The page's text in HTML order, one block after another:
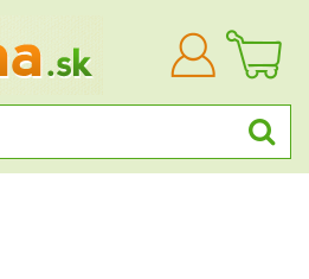
Prihlásiť
sa